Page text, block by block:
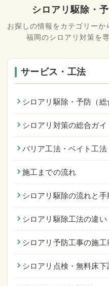
シロアリ駆除・
お探しの情報をカテゴリーか
福岡のシロアリ対策を
サービス・工法
シロアリ駆除・予防（総
シロアリ対策の総合ガイ
バリア工法・ベイト工法
施工までの流れ
シロアリ駆除の流れと手
シロアリ駆除工法の違い
シロアリ予防工事の施工
シロアリ点検・無料床下